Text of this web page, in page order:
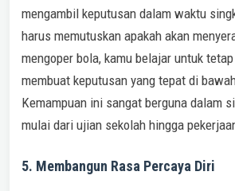
mengambil keputusan dalam waktu
harus memutuskan apakah akan
mengoper bola, kamu belajar untuk
membuat keputusan yang tepat di
Kemampuan ini sangat berguna dalam
mulai dari ujian sekolah hingga
5. Membangun Rasa Percaya Diri